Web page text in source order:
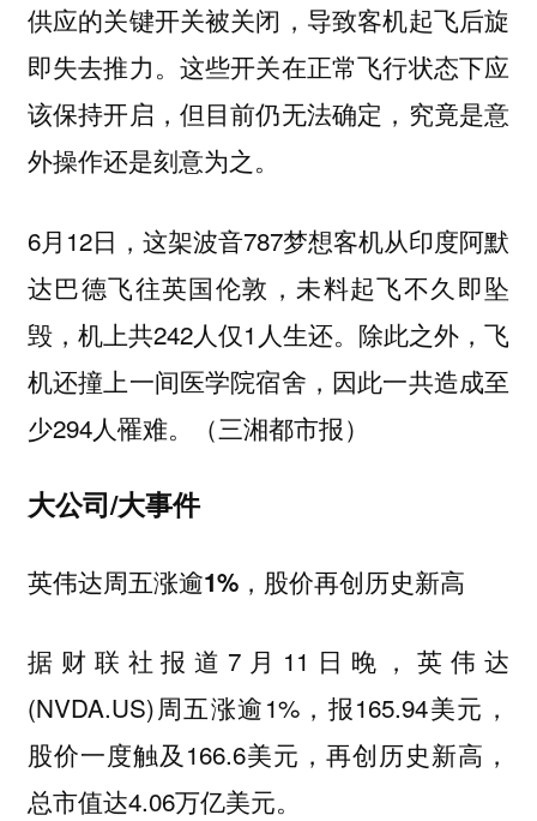
供应的关键开关被关闭，导致客机起飞后旋
即失去推力。这些开关在正常飞行状态下应
该保持开启，但目前仍无法确定，究竟是意
外操作还是刻意为之。
6月12日，这架波音787梦想客机从印度阿默
达巴德飞往英国伦敦，未料起飞不久即坠
毁，机上共242人仅1人生还。除此之外，飞
机还撞上一间医学院宿舍，因此一共造成至
少294人罹难。（三湘都市报）
大公司/大事件
英伟达周五涨逾1%，股价再创历史新高
据财联社报道7月11日晚，英伟达
(NVDA.US)周五涨逾1%，报165.94美元，
股价一度触及166.6美元，再创历史新高，
总市值达4.06万亿美元。